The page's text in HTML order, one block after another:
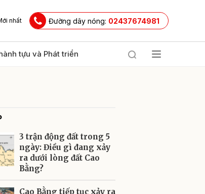
nhất Đường dây nóng: 02437674981
tựu và Phát triển
3 trận động đất trong 5
ngày: Điều gì đang xảy
ra dưới lòng đất Cao
Bằng?
Cao Bằng tiếp tục xảy ra